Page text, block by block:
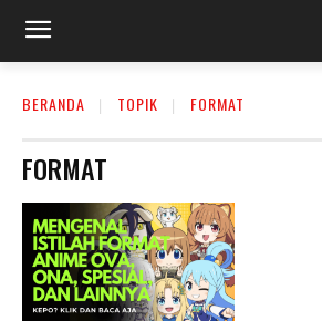
BERANDA TOPIK FORMAT
FORMAT